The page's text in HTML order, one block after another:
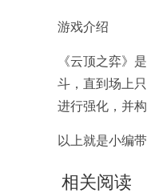
游戏介绍
《云顶之弈》
斗，直到场上
进行强化，并
以上就是小编
相关阅读